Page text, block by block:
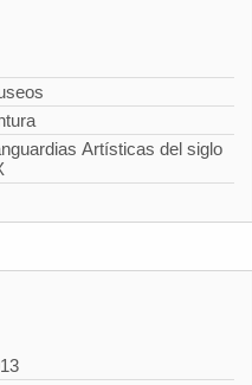
Artísticas del siglo